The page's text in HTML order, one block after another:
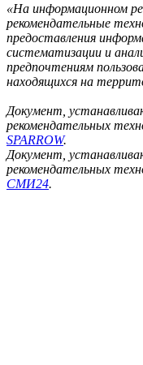
«На информационном
рекомендательные
предоставления
систематизации и
предпочтениям
находящихся на
Документ,
рекомендательных
SPARROW.
Документ,
рекомендательных
СМИ24.